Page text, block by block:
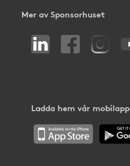
Mer av Sponsorhuset
Ladda hem vår mobilapp